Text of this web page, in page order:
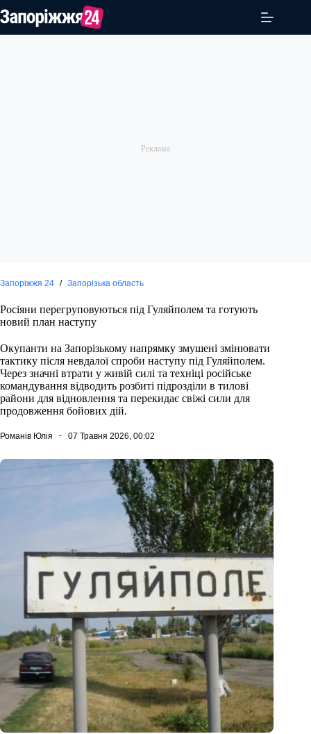
до
Запоріжжя 24 / Запорізька область
Росіяни перегруповуються під Гуляйполем та готують
новий план наступу
Окупанти на Запорізькому напрямку змушені змінювати
тактику після невдалої спроби наступу під Гуляйполем.
Через значні втрати у живій силі та техніці російське
командування відводить розбиті підрозділи в тилові
райони для відновлення та перекидає свіжі сили для
продовження бойових дій.
Романів Юлія 07 Травня 2026, 00:02